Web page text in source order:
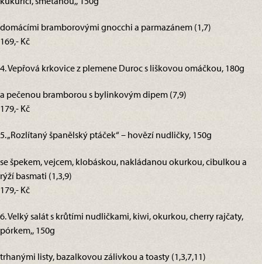
domácími bramborovými gnocchi a parmazánem (1,7)
169,- Kč
4. Vepřová krkovice z plemene Duroc s liškovou omáčkou, 180g
a pečenou bramborou s bylinkovým dipem (7,9)
179,- Kč
5. „Rozlítaný španělský ptáček“ – hovězí nudličky, 150g
se špekem, vejcem, klobáskou, nakládanou okurkou, cibulkou a
rýží basmati (1,3,9)
179,- Kč
6. Velký salát s krůtími nudličkami, kiwi, okurkou, cherry rajčaty,
pórkem,, 150g
trhanými listy, bazalkovou zálivkou a toasty (1,3,7,11)